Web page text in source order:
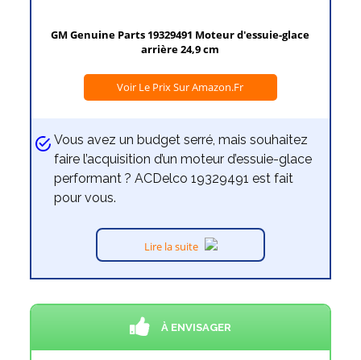
GM Genuine Parts 19329491 Moteur d'essuie-glace
arrière 24,9 cm
Voir Le Prix Sur Amazon.fr
Vous avez un budget serré, mais souhaitez
faire l’acquisition d’un moteur d’essuie-glace
performant ? ACDelco 19329491 est fait
pour vous.
Lire la suite
À ENVISAGER